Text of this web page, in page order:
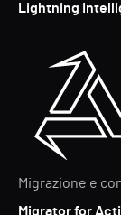
Lightning
Migrazione e
Migrator for